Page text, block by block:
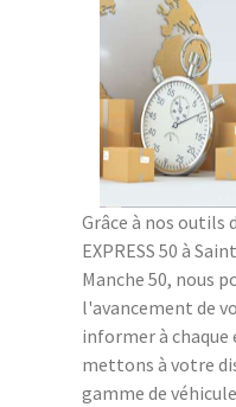
Grâce à nos outils
EXPRESS 50 à
Manche 50, nous
l'avancement de
informer à chaque
mettons à votre
gamme de